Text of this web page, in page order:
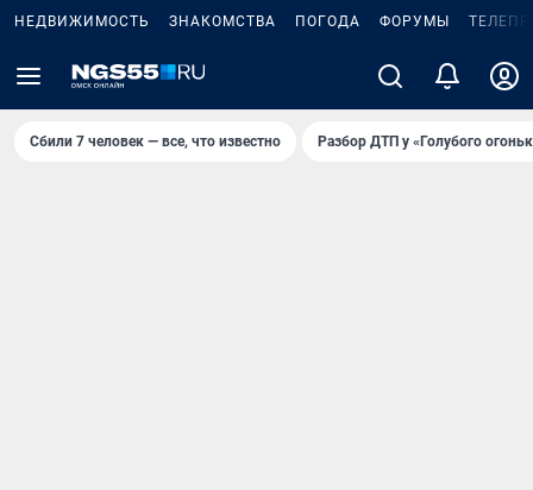
НЕДВИЖИМОСТЬ ЗНАКОМСТВА ПОГОДА ФОРУМЫ
Сбили 7 человек — все, что известно Разбор ДТП у «Голубого